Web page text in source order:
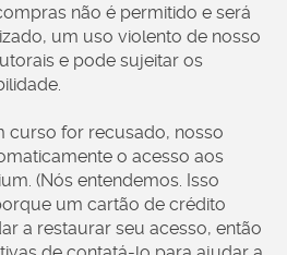
não é permitido e será
um uso violento de nosso
e pode sujeitar os
curso for recusado, nosso
o acesso aos
(Nós entendemos. Isso
um cartão de crédito
a restaurar seu acesso, então